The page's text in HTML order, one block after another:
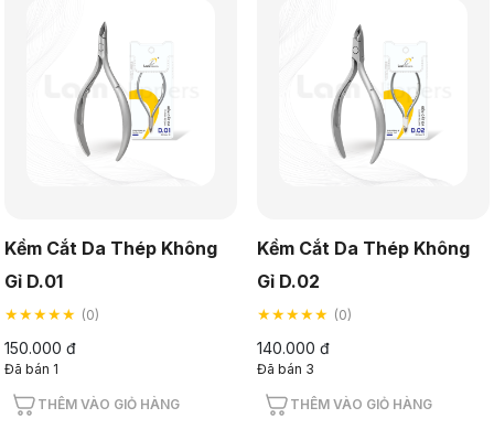
Kềm Cắt Da Thép Không
Gỉ D.01
★★★★★ (0)
150.000 đ
Đã bán 1
THÊM VÀO GIỎ HÀNG
Kềm Cắt Da Thép Không
Gỉ D.02
★★★★★ (0)
140.000 đ
Đã bán 3
THÊM VÀO GIỎ HÀNG